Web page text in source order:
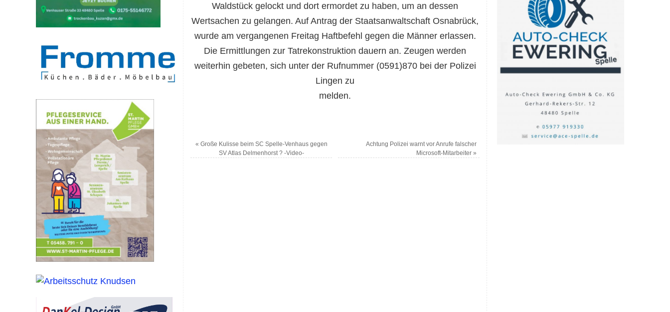
Waldstück gelockt und dort ermordet zu haben, um an dessen
Wertsachen zu gelangen. Auf Antrag der Staatsanwaltschaft Osnabrück,
wurde am vergangenen Freitag Haftbefehl gegen die Männer erlassen.
Die Ermittlungen zur Tatrekonstruktion dauern an. Zeugen werden
weiterhin gebeten, sich unter der Rufnummer (0591)870 bei der Polizei
Lingen zu
melden.
« Große Kulisse beim SC Spelle-Venhaus gegen
SV Atlas Delmenhorst ? -Video-
Achtung Polizei warnt vor Anrufe falscher
Microsoft-Mitarbeiter»